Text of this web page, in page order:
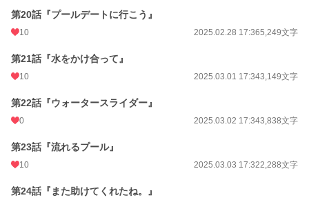
第20話『プールデートに行こう』
10 2025.02.28 17:365,249文字
第21話『水をかけ合って』
10 2025.03.01 17:343,149文字
第22話『ウォータースライダー』
0 2025.03.02 17:343,838文字
第23話『流れるプール』
10 2025.03.03 17:322,288文字
第24話『また助けてくれたね。』